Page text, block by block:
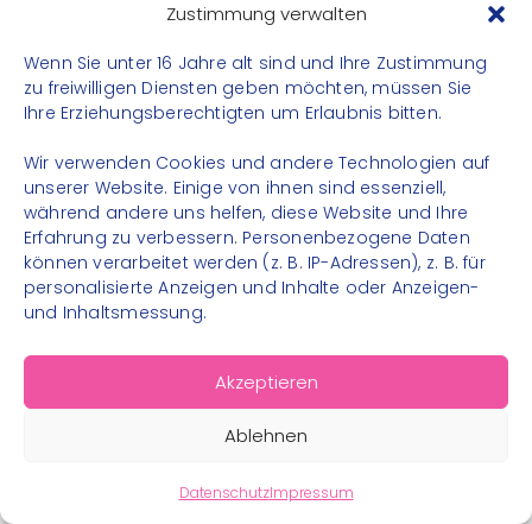
Zustimmung verwalten
Wenn Sie unter 16 Jahre alt sind und Ihre Zustimmung
zu freiwilligen Diensten geben möchten, müssen Sie
Ihre Erziehungsberechtigten um Erlaubnis bitten.
Wir verwenden Cookies und andere Technologien auf
unserer Website. Einige von ihnen sind essenziell,
während andere uns helfen, diese Website und Ihre
Erfahrung zu verbessern. Personenbezogene Daten
können verarbeitet werden (z. B. IP-Adressen), z. B. für
personalisierte Anzeigen und Inhalte oder Anzeigen-
und Inhaltsmessung.
Akzeptieren
Ablehnen
DatenschutzImpressum
Kontakt
Instagram
Facebook
© 2026 – Bewegungsland Steiermark gGmbH - Alle